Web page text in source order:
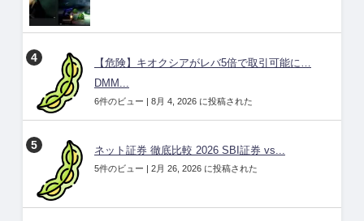
【危険】キオクシアがレバ5倍で取引可能に…
DMM...
6件のビュー | 8月 4, 2026 に投稿された
ネット証券 徹底比較 2026 SBI証券 vs...
5件のビュー | 2月 26, 2026 に投稿された